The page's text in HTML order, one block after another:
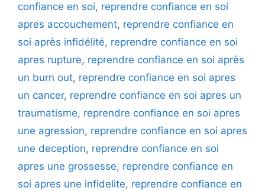
confiance en soi, reprendre confiance en soi
apres accouchement, reprendre confiance en
soi après infidélité, reprendre confiance en soi
apres rupture, reprendre confiance en soi après
un burn out, reprendre confiance en soi apres
un cancer, reprendre confiance en soi apres un
traumatisme, reprendre confiance en soi apres
une agression, reprendre confiance en soi apres
une deception, reprendre confiance en soi
apres une grossesse, reprendre confiance en
soi apres une infidelite, reprendre confiance en